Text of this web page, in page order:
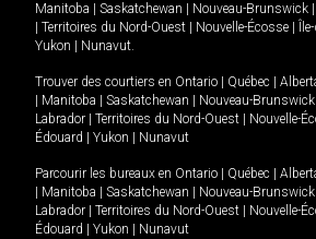
Manitoba
Saskatchewan Nouveau-Brunswick
Territoires du Nord-Ouest Nouvelle-Écosse
Yukon
Nunavut.
Trouver des courtiers en Ontario Québec
Manitoba Saskatchewan Nouveau-Brunswick
Labrador
Territoires du Nord-Ouest Nouvelle-
Édouard
Yukon Nunavut
Parcourir les bureaux en Ontario Québec
Manitoba Saskatchewan Nouveau-Brunswick
Labrador
Territoires du Nord-Ouest Nouvelle-
Édouard
Yukon Nunavut